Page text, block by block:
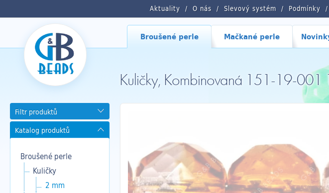
Aktuality O nás Slevový systém Podmínky
Broušené perle Mačkané perle
Kuličky, Kombinovaná 151-19-001
Filtr produktů
Katalog produktů
Broušené perle
Kuličky
2 mm